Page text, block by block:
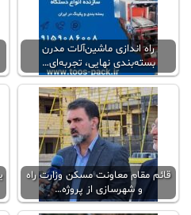
راه اندازی ماشین‌آلات مدرن
بسته‌بندی نهایی، تجربه‌ای…
قائم مقام معاونت مسکن وزارت راه
و شهرسازی از پروژه…